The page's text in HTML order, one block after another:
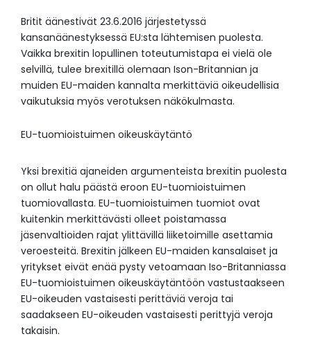
Britit äänestivät 23.6.2016 järjestetyssä
kansanäänestyksessä EU:sta lähtemisen puolesta.
Vaikka brexitin lopullinen toteutumistapa ei vielä ole
selvillä, tulee brexitillä olemaan Ison-Britannian ja
muiden EU-maiden kannalta merkittäviä oikeudellisia
vaikutuksia myös verotuksen näkökulmasta.
EU-tuomioistuimen oikeuskäytäntö
Yksi brexitiä ajaneiden argumenteista brexitin puolesta
on ollut halu päästä eroon EU-tuomioistuimen
tuomiovallasta. EU-tuomioistuimen tuomiot ovat
kuitenkin merkittävästi olleet poistamassa
jäsenvaltioiden rajat ylittävillä liiketoimille asettamia
veroesteitä. Brexitin jälkeen EU-maiden kansalaiset ja
yritykset eivät enää pysty vetoamaan Iso-Britanniassa
EU-tuomioistuimen oikeuskäytäntöön vastustaakseen
EU-oikeuden vastaisesti perittäviä veroja tai
saadakseen EU-oikeuden vastaisesti perittyjä veroja
takaisin.